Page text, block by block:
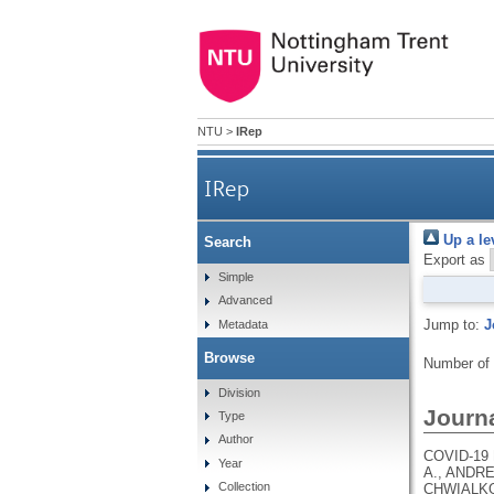
NTU > IRep
IRep
Up a
Export as
Jump to:
Number
COVID-19 HOST GENETICS INITIATIVE, PATHAK, G.A., KARJALAINEN, J., STEVENS, C., NEALE, B.M., DALY, M., GANNA, A., ANDREWS, S.J., KANAI, M., CORDIOLI, M., POLIMANTI, R., HARERIMANA, N., PIRINEN, M., LIAO, R.G., CHWIALKOWSKA, K., TRANKIEM, A., BALACONIS, M.K., NGUYEN, H., SOLOMONSON, M., VEERAPEN, K., WOLFORD, B., ROBERTS, G., PARK, D., BALL, C.A., COIGNET, M., MCCURDY, S., KNIGHT, S., PARTHA, R., RHEAD, B., ZHANG, M., BERKOWITZ, N., GADDIS, M., NOTO, K., RUIZ, L., PAVLOVIC, M., HONG, E.L., RAND, K., GIRSHICK, A., GUTURU, H., BALTZELL, A.H., NIEMI, M.E.K., RAHMOUNI, S., GUNTZ, J., BEGUIN, Y., CORDIOLI, M., PIGAZZINI, S., NKAMBULE, L., GEORGES, M., MOUTSCHEN, M., MISSET, B., DARCIS, G., GUIOT, J., AZARZAR, S., GOFFLOT, S., CLAASSEN, S., MALAISE, O., HUYNEN, P., MEURIS, C., THYS, M., JACQUES, J.,
Search
Simple
Advanced
Metadata
Browse
Division
Type
Author
Year
Collection